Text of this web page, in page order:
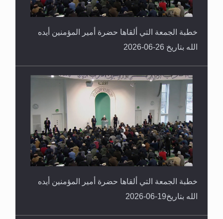
خطبة الجمعة التي ألقاها حضرة أمير المؤمنين أيده
الله بتاريخ 26-06-2026
خطبة الجمعة التي ألقاها حضرة أمير المؤمنين أيده
الله بتاريخ19-06-2026